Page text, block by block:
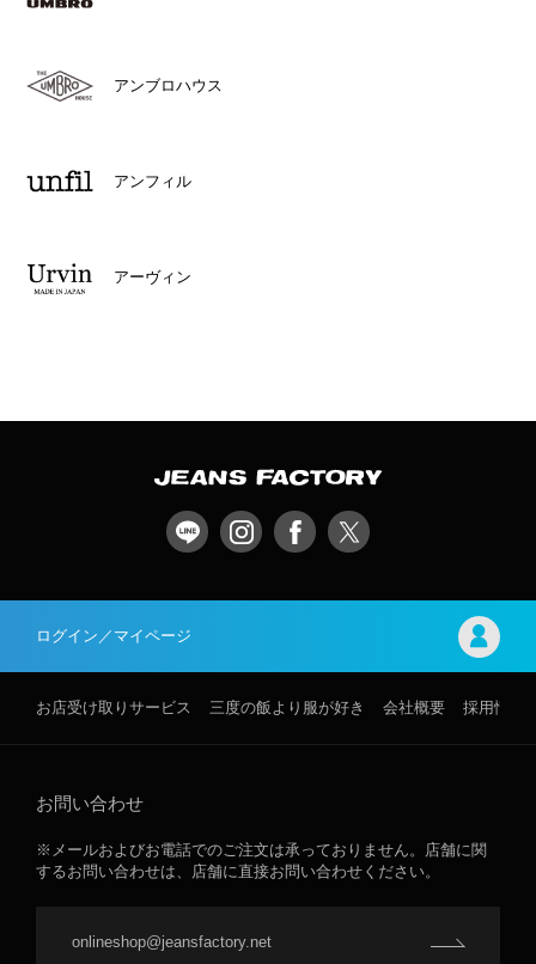
アンブロハウス
アンフィル
アーヴィン
ログイン／マイページ
お店受け取りサービス 三度の飯より服が好き 会社概要 採用情報
お問い合わせ
※メールおよびお電話でのご注文は承っておりません。店舗に関
するお問い合わせは、店舗に直接お問い合わせください。
onlineshop@jeansfactory.net